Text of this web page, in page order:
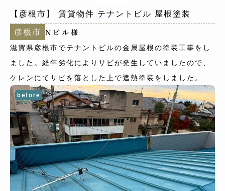
【彦根市】 賃貸物件 テナントビル 屋根塗装
彦根市 Nビル様
滋賀県彦根市でテナントビルの金属屋根の塗装工事をし
ました。経年劣化によりサビが発生していましたので、
ケレンにてサビを落とした上で遮熱塗装をしました。
before